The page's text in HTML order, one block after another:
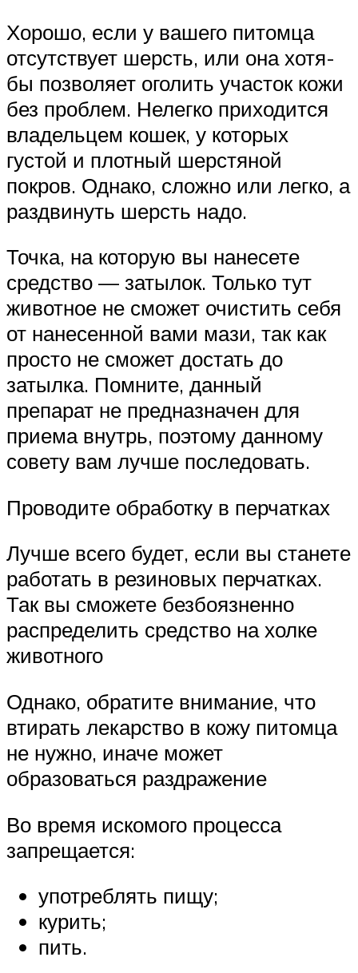
Хорошо, если у вашего питомца
отсутствует шерсть, или она хотя-
бы позволяет оголить участок кожи
без проблем. Нелегко приходится
владельцем кошек, у которых
густой и плотный шерстяной
покров. Однако, сложно или легко, а
раздвинуть шерсть надо.
Точка, на которую вы нанесете
средство — затылок. Только тут
животное не сможет очистить себя
от нанесенной вами мази, так как
просто не сможет достать до
затылка. Помните, данный
препарат не предназначен для
приема внутрь, поэтому данному
совету вам лучше последовать.
Проводите обработку в перчатках
Лучше всего будет, если вы станете
работать в резиновых перчатках.
Так вы сможете безбоязненно
распределить средство на холке
животного
Однако, обратите внимание, что
втирать лекарство в кожу питомца
не нужно, иначе может
образоваться раздражение
Во время искомого процесса
запрещается:
употреблять пищу;
курить;
пить.